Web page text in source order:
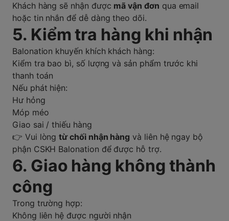
Khách hàng sẽ nhận được mã vận đơn qua email
hoặc tin nhắn để dễ dàng theo dõi.
5. Kiểm tra hàng khi nhận
Balonation khuyến khích khách hàng:
Kiểm tra bao bì, số lượng và sản phẩm trước khi
thanh toán
Nếu phát hiện:
Hư hỏng
Móp méo
Giao sai / thiếu hàng
👉 Vui lòngtừ chối nhận hàng và liên hệ ngay bộ
phận CSKH Balonation để được hỗ trợ.
6. Giao hàng không thành
công
Trong trường hợp:
Không liên hệ được người nhận